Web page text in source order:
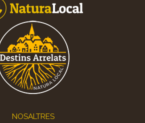
NOSALTRES